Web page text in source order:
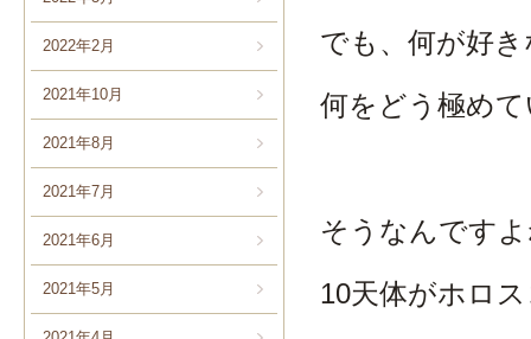
2022年2月
2021年10月
2021年8月
2021年7月
2021年6月
2021年5月
でも、何が好
何をどう極め
そうなんです
10天体がホロ